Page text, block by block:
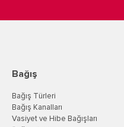
Bağış
Bağış Türleri
Bağış Kanalları
Vasiyet ve Hibe Bağışları